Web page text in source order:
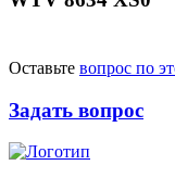
Оставьте вопрос по
Задать вопрос